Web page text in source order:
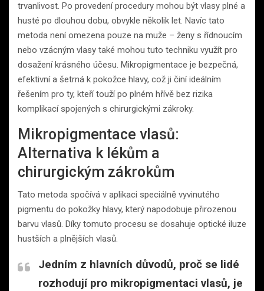
trvanlivost. Po provedení procedury mohou být vlasy plné a
husté po dlouhou dobu, obvykle několik let. Navíc tato
metoda není omezena pouze na muže – ženy s řídnoucím
nebo vzácným vlasy také mohou tuto techniku využít pro
dosažení krásného účesu. Mikropigmentace je bezpečná,
efektivní a šetrná k pokožce hlavy, což ji činí ideálním
řešením pro ty, kteří touží po plném hřívě bez rizika
komplikací spojených s chirurgickými zákroky.
Mikropigmentace vlasů:
Alternativa k lékům a
chirurgickým zákrokům
Tato metoda spočívá v aplikaci speciálně vyvinutého
pigmentu do pokožky hlavy, který napodobuje přirozenou
barvu vlasů. Díky tomuto procesu se dosahuje optické iluze
hustších a plnějších vlasů.
Jedním z hlavních důvodů, proč se lidé
rozhodují pro mikropigmentaci vlasů, je